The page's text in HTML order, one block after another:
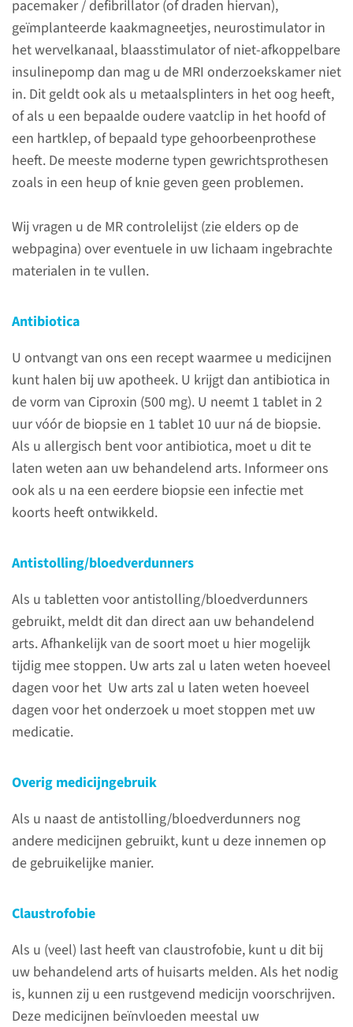
pacemaker / defibrillator (of draden hiervan),
geïmplanteerde kaakmagneetjes, neurostimulator in
het wervelkanaal, blaasstimulator of niet-afkoppelbare
insulinepomp dan mag u de MRI onderzoekskamer niet
in. Dit geldt ook als u metaalsplinters in het oog heeft,
of als u een bepaalde oudere vaatclip in het hoofd of
een hartklep, of bepaald type gehoorbeenprothese
heeft. De meeste moderne typen gewrichtsprothesen
zoals in een heup of knie geven geen problemen.
Wij vragen u de MR controlelijst (zie elders op de
webpagina) over eventuele in uw lichaam ingebrachte
materialen in te vullen.
Antibiotica
U ontvangt van ons een recept waarmee u medicijnen
kunt halen bij uw apotheek. U krijgt dan antibiotica in
de vorm van Ciproxin (500 mg). U neemt 1 tablet in 2
uur vóór de biopsie en 1 tablet 10 uur ná de biopsie.
Als u allergisch bent voor antibiotica, moet u dit te
laten weten aan uw behandelend arts. Informeer ons
ook als u na een eerdere biopsie een infectie met
koorts heeft ontwikkeld.
Antistolling/bloedverdunners
Als u tabletten voor antistolling/bloedverdunners
gebruikt, meldt dit dan direct aan uw behandelend
arts. Afhankelijk van de soort moet u hier mogelijk
tijdig mee stoppen. Uw arts zal u laten weten hoeveel
dagen voor het Uw arts zal u laten weten hoeveel
dagen voor het onderzoek u moet stoppen met uw
medicatie.
Overig medicijngebruik
Als u naast de antistolling/bloedverdunners nog
andere medicijnen gebruikt, kunt u deze innemen op
de gebruikelijke manier.
Claustrofobie
Als u (veel) last heeft van claustrofobie, kunt u dit bij
uw behandelend arts of huisarts melden. Als het nodig
is, kunnen zij u een rustgevend medicijn voorschrijven.
Deze medicijnen beïnvloeden meestal uw
MR-controlelijst
3 weken vóór uw MRI
invullen
Het sterke magneet­veld van
het MR-toestel kan soms,
wanneer zich metalen voor­
werpen in of op uw lichaam
bevinden, schadelijk zijn.
lees meer
Over het onderzoek
Voor het onderzoek
Voorafgaand aan het
onderzoek is er een aantal
zaken waar u ons over
mee moeten houden.
lees meer
Tijdens het onderzoek
Staat in uw afspraakbrief ‘MR
prostaat transperi biopsie’?
Dan verloopt het onderzoek
niet via de anus maar via de
huid.